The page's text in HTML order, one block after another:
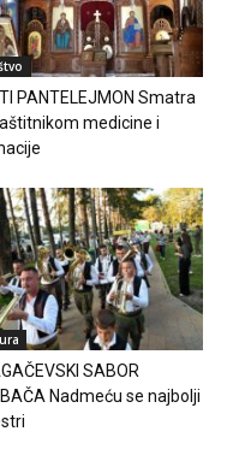
PANTELEJMON Smatra
medicine i
SABOR
Nadmeću se najbolji